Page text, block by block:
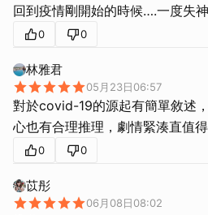
回到疫情剛開始的時候….一度失神
0 0
林雅君
05月23日06:57
對於covid-19的源起有簡單敘述
心也有合理推理，劇情緊湊直值
0 0
苡彤
06月08日08:02